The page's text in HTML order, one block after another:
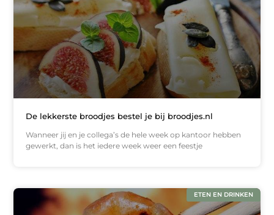
De lekkerste broodjes bestel je bij broodjes.nl
Wanneer jij en je collega’s de hele week op kantoor hebben
gewerkt, dan is het iedere week weer een feestje
ETEN EN DRINKEN